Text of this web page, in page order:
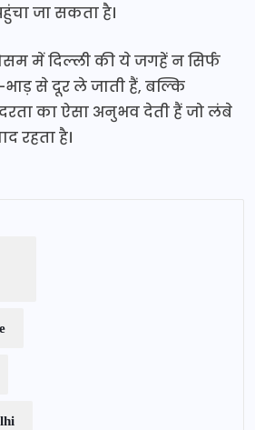
जा सकता है।
में दिल्ली की ये जगहें न सिर्फ
से दूर ले जाती हैं, बल्कि
का ऐसा अनुभव देती हैं जो लंबे
रहता है।